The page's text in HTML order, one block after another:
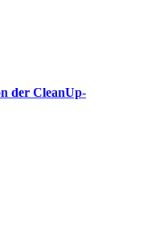
der CleanUp-